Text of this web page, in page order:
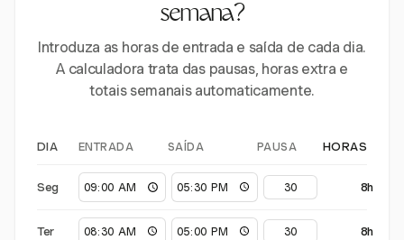
semana?
Introduza as horas de entrada e saída de cada dia.
A calculadora trata das pausas, horas extra e
totais semanais automaticamente.
DIA ENTRADA SAÍDA PAUSA HORAS
Seg 8h
Ter 8h